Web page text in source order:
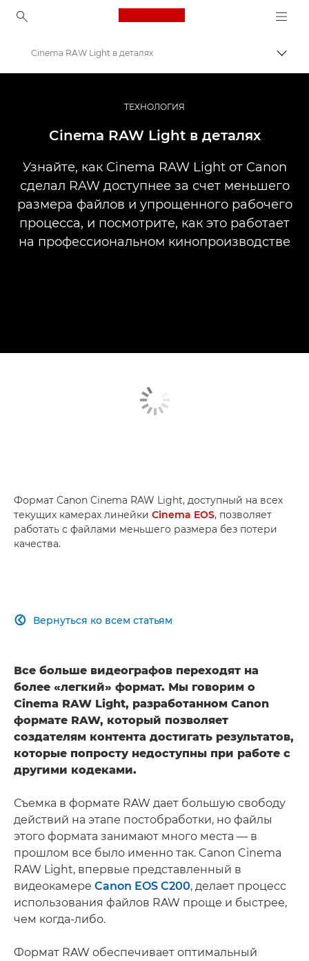
Canon Logo, back to
Профессиональная фото- и видеосъемка
Истории
Cinema RAW Light в деталях
ТЕХНОЛОГИЯ
Cinema RAW Light в деталях
Узнайте, как Cinema RAW Light от Canon
сделал RAW доступнее за счет меньшего
размера файлов и упрощенного рабочего
процесса, и посмотрите, как это работает
на профессиональном кинопроизводстве
Формат Canon Cinema RAW Light, доступный на всех
текущих камерах линейки Cinema EOS, позволяет
работать с файлами меньшего размера без потери
качества.
Вернуться ко всем статьям

Все больше видеографов переходят на
более «легкий» формат. Мы говорим о
Cinema RAW Light, разработанном Canon
формате RAW, который позволяет
создателям контента достигать результатов,
которые попросту недоступны при работе с
другими кодеками.
Съемка в формате RAW дает большую свободу
действий на этапе постобработки, но файлы
этого формата занимают много места — в
прошлом все было именно так. Canon Cinema
RAW Light, впервые представленный в
видеокамере Canon EOS C200, делает процесс
использования файлов RAW проще и быстрее,
чем когда-либо.
Формат RAW обеспечивает оптимальный